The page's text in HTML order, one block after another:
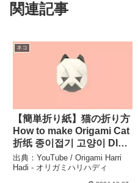
関連記事
ネコ
【簡単折り紙】猫の折り方
How to make Origami Cat
折纸 종이접기 고양이 DIY
Paper craft 可愛い ねこ
best origami – Origami
Harri Hadi – オリガミハリ
出典：YouTube / Origami Harri
Hadi - オリガミハリハディ